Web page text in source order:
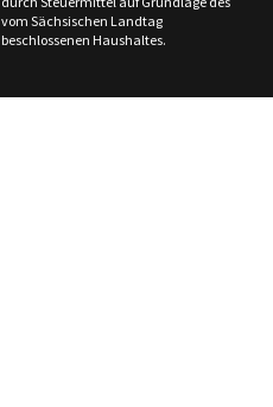
vom Sächsischen Landtag
beschlossenen Haushaltes.